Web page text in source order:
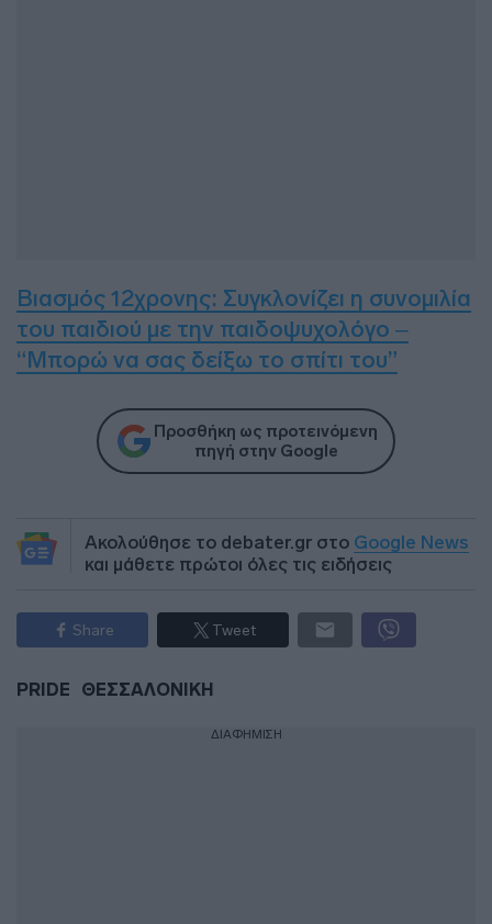
Βιασμός 12χρονης: Συγκλονίζει η συνομιλία
του παιδιού με την παιδοψυχολόγο –
“Μπορώ να σας δείξω το σπίτι του”
Προσθήκη ως προτεινόμενη
πηγή στην Google
Ακολούθησε το debater.gr στο Google News
και μάθετε πρώτοι όλες τις ειδήσεις
Share Tweet
PRIDE ΘΕΣΣΑΛΟΝΙΚΗ
ΔΙΑΦΗΜΙΣΗ